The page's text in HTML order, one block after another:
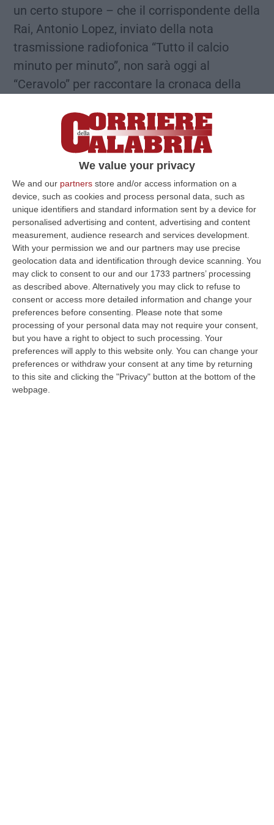
We value your privacy
We and our partners store and/or access information on a
device, such as cookies and process personal data, such as
unique identifiers and standard information sent by a device for
personalised advertising and content, advertising and content
measurement, audience research and services development.
With your permission we and our partners may use precise
geolocation data and identification through device scanning. You
may click to consent to our and our 1733 partners’ processing
as described above. Alternatively you may click to refuse to
consent or access more detailed information and change your
preferences before consenting. Please note that some
processing of your personal data may not require your consent,
but you have a right to object to such processing. Your
preferences will apply to this website only. You can change your
preferences or withdraw your consent at any time by returning
to this site and clicking the "Privacy" button at the bottom of the
webpage.
un certo stupore – che il corrispondente della
Rai, Antonio Lopez, inviato della nota
trasmissione radiofonica “Tutto il calcio
minuto per minuto”, non sarà oggi al
“Ceravolo” per raccontare la cronaca della
scelta del tutto personale del giornalista, o
dell’azienda, della quale fatichiamo a
comprendere le ragioni». Lo scrive la società
dell’Us Catanzaro in una nota. «Mai era
accaduto prima d’ora – prosegue l’Us
Catanzaro – che un giornalista ritenesse di
non poter venire al “Ceravolo”, anche nelle
partite più delicate, poiché la società ha
sempre assicurato la massima ospitalità e,
soprattutto, garantito a tutti gli operatori
dell’informazione la possibilità di svolgere il
proprio lavoro in piena sicurezza. Condizioni
che sarebbero state garantite, semmai
rafforzate, anche in occasione della gara
odierna. Siamo solidali con il giornalista per i
commenti offensivi di cui è stato fatto